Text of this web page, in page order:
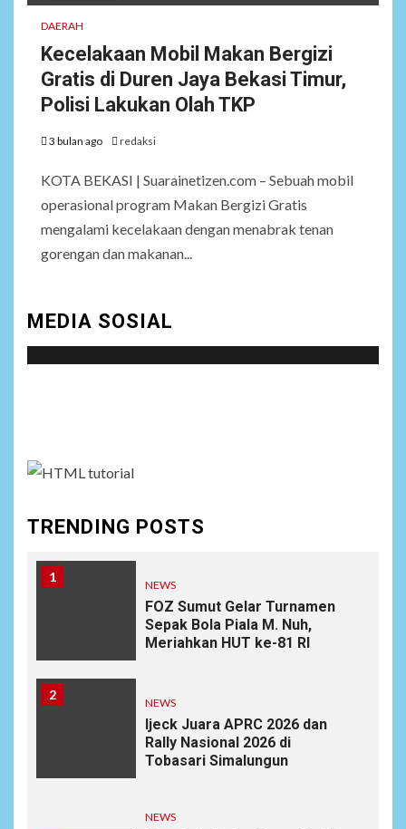
DAERAH
Kecelakaan Mobil Makan Bergizi
Gratis di Duren Jaya Bekasi Timur,
Polisi Lakukan Olah TKP
3 bulan ago redaksi
KOTA BEKASI | Suarainetizen.com – Sebuah mobil
operasional program Makan Bergizi Gratis
mengalami kecelakaan dengan menabrak tenan
gorengan dan makanan...
MEDIA SOSIAL
TRENDING POSTS
1
NEWS
FOZ Sumut Gelar Turnamen
Sepak Bola Piala M. Nuh,
Meriahkan HUT ke-81 RI
2
NEWS
Ijeck Juara APRC 2026 dan
Rally Nasional 2026 di
Tobasari Simalungun
NEWS